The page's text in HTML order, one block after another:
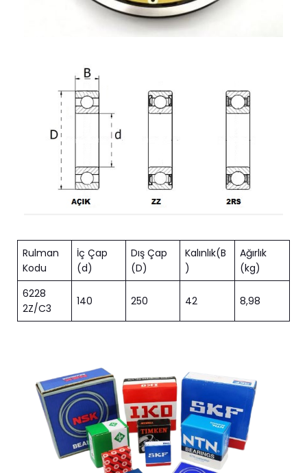
Rulman
Kodu
İç Çap
(d)
Dış Çap
(D)
Kalınlık(B
)
Ağırlık
(kg)
6228
2Z/C3
140 250 42 8,98